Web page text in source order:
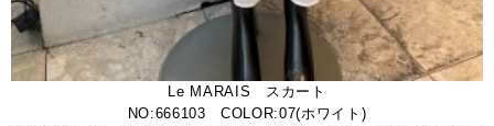
Le MARAIS スカート
NO:666103 COLOR:07(ホワイト)